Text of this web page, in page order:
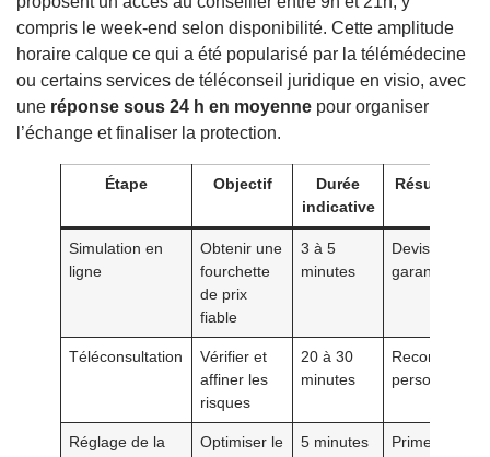
compris le week-end selon disponibilité. Cette amplitude
horaire calque ce qui a été popularisé par la télémédecine
ou certains services de téléconseil juridique en visio, avec
une réponse sous 24 h en moyenne pour organiser
l’échange et finaliser la protection.
Étape Objectif
Durée
indicative
Résultat
Simulation en
ligne
Obtenir une
fourchette
de prix
fiable
3 à 5
minutes
Devis initial
garanties de
Téléconsultation
Vérifier et
affiner les
risques
20 à 30
minutes
Réglage de la
Optimiser le
5 minutes
Prime ajustée